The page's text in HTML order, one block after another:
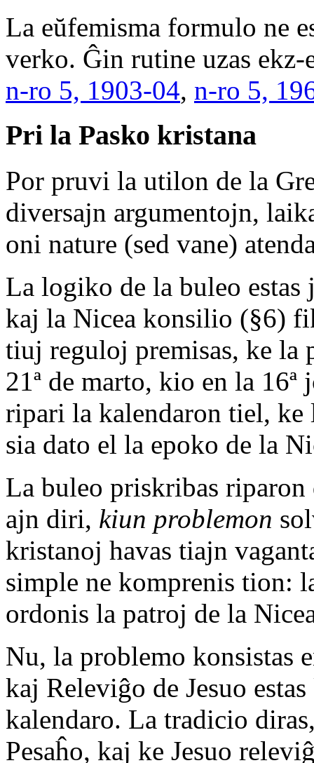
La eŭfemisma formulo ne
verko. Ĝin rutine uzas
n‑ro 5, 1903-04, n‑ro 5,
Pri la Pasko kristana
Por pruvi la utilon de la
diversajn argumentojn,
oni nature (sed vane)
La logiko de la buleo estas
kaj la Nicea konsilio (§6)
tiuj reguloj premisas, ke la
21ª de marto, kio en la
ripari la kalendaron tiel, ke
sia dato el la epoko de la
La buleo priskribas
ajn diri, kiun problemon
kristanoj havas tiajn
simple ne komprenis tion:
ordonis la patroj de la
Nu, la problemo konsistas
kaj Releviĝo de Jesuo
kalendaro. La tradicio
Pesaĥo, kaj ke Jesuo